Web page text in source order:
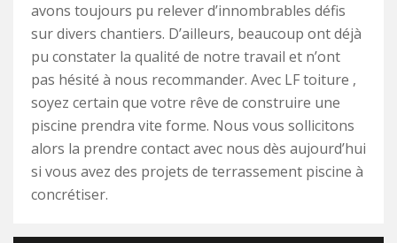
avons toujours pu relever d’innombrables défis
sur divers chantiers. D’ailleurs, beaucoup ont déjà
pu constater la qualité de notre travail et n’ont
pas hésité à nous recommander. Avec LF toiture ,
soyez certain que votre rêve de construire une
piscine prendra vite forme. Nous vous sollicitons
alors la prendre contact avec nous dès aujourd’hui
si vous avez des projets de terrassement piscine à
concrétiser.